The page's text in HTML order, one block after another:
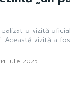
o vizită
Această vizită a
14 iulie 2026